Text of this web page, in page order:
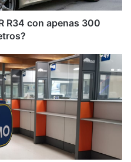
R34 con apenas 300